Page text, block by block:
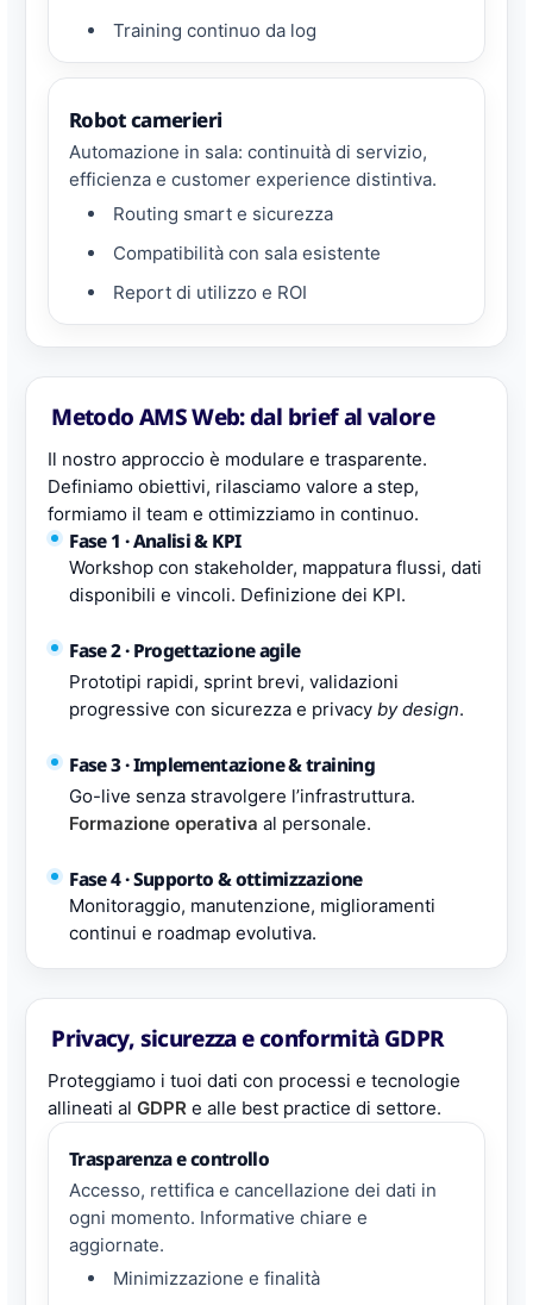
Training continuo da log
Robot camerieri
Automazione in sala: continuità di servizio,
efficienza e customer experience distintiva.
Routing smart e sicurezza
Compatibilità con sala esistente
Report di utilizzo e ROI
Metodo AMS Web: dal brief al valore
Il nostro approccio è modulare e trasparente.
Definiamo obiettivi, rilasciamo valore a step,
formiamo il team e ottimizziamo in continuo.
Fase 1 · Analisi & KPI
Workshop con stakeholder, mappatura flussi, dati
disponibili e vincoli. Definizione dei KPI.
Fase 2 · Progettazione agile
Prototipi rapidi, sprint brevi, validazioni
progressive con sicurezza e privacyby design.
Fase 3 · Implementazione & training
Go-live senza stravolgere l’infrastruttura.
Formazione operativa al personale.
Fase 4 · Supporto & ottimizzazione
Monitoraggio, manutenzione, miglioramenti
continui e roadmap evolutiva.
Privacy, sicurezza e conformità GDPR
Proteggiamo i tuoi dati con processi e tecnologie
allineati alGDPR e alle best practice di settore.
Trasparenza e controllo
Accesso, rettifica e cancellazione dei dati in
ogni momento. Informative chiare e
aggiornate.
Minimizzazione e finalità